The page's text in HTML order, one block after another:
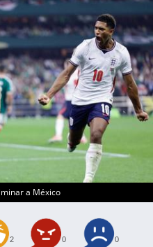
a México
2 0 0